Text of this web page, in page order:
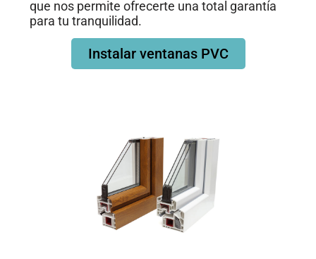
que nos permite ofrecerte una total garantía
para tu tranquilidad.
Instalar ventanas PVC